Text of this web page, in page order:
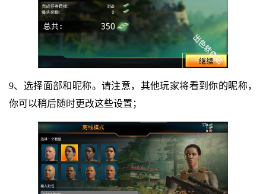
9、选择面部和昵称。请注意，其他玩家将看到你的昵称，
你可以稍后随时更改这些设置；